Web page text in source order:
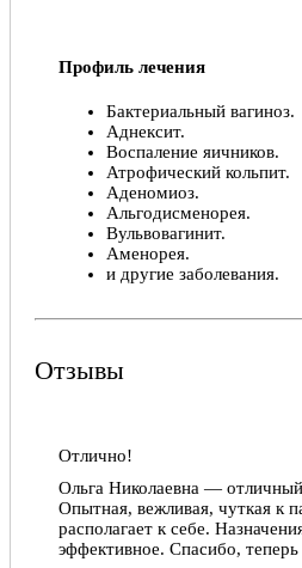
Профиль лечения
Бактериальный вагиноз.
Аднексит.
Воспаление яичников.
Атрофический кольпит.
Аденомиоз.
Альгодисменорея.
Вульвовагинит.
Аменорея.
и другие заболевания.
Профессиональная
университет.
Акушерство и гинекология,
Ультразвуковая диагностика,
Отзывы
Отлично!
Ольга Николаевна —
Опытная, вежливая, чуткая к
располагает к себе.
эффективное. Спасибо,